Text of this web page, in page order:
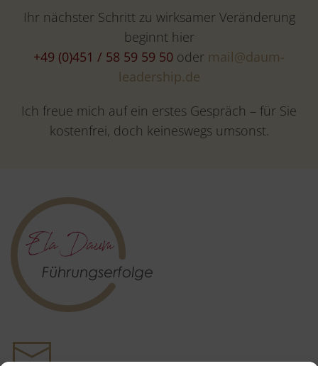
Ihr nächster Schritt zu wirksamer Veränderung
beginnt hier
+49 (0)451 / 58 59 59 50 oder mail@daum-
leadership.de
Ich freue mich auf ein erstes Gespräch – für Sie
kostenfrei, doch keineswegs umsonst.